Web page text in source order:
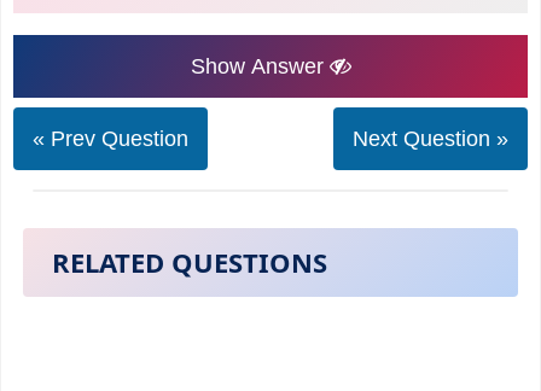
Show Answer
« Prev Question Next Question »
RELATED QUESTIONS